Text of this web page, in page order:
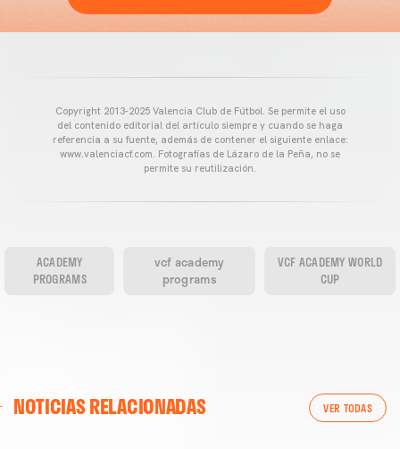
Copyright 2013-2025 Valencia Club de Fútbol. Se permite el uso
del contenido editorial del artículo siempre y cuando se haga
referencia a su fuente, además de contener el siguiente enlace:
www.valenciacf.com. Fotografías de Lázaro de la Peña, no se
permite su reutilización.
ACADEMY
PROGRAMS
vcf academy
programs
VCF ACADEMY WORLD
CUP
NOTICIAS RELACIONADAS VER TODAS